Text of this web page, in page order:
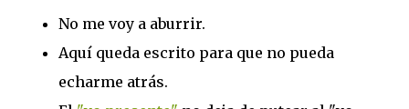
No me voy a aburrir.
Aquí queda escrito para que no pueda
echarme atrás.